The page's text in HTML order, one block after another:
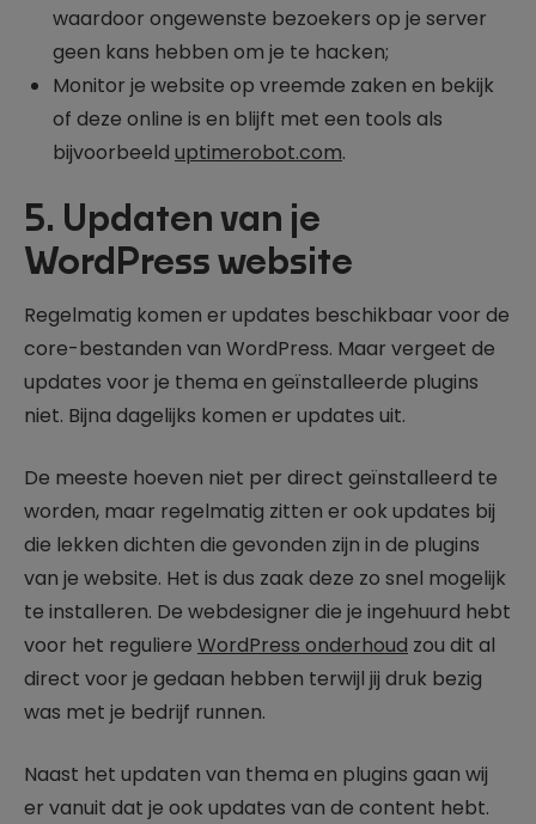
waardoor ongewenste bezoekers op je server
geen kans hebben om je te hacken;
Monitor je website op vreemde zaken en bekijk
of deze online is en blijft met een tools als
bijvoorbeeld uptimerobot.com.
5. Updaten van je
WordPress website
Regelmatig komen er updates beschikbaar voor de
core-bestanden van WordPress. Maar vergeet de
updates voor je thema en geïnstalleerde plugins
niet. Bijna dagelijks komen er updates uit.
De meeste hoeven niet per direct geïnstalleerd te
worden, maar regelmatig zitten er ook updates bij
die lekken dichten die gevonden zijn in de plugins
van je website. Het is dus zaak deze zo snel mogelijk
te installeren. De webdesigner die je ingehuurd hebt
voor het reguliere WordPress onderhoud zou dit al
direct voor je gedaan hebben terwijl jij druk bezig
was met je bedrijf runnen.
Naast het updaten van thema en plugins gaan wij
er vanuit dat je ook updates van de content hebt.